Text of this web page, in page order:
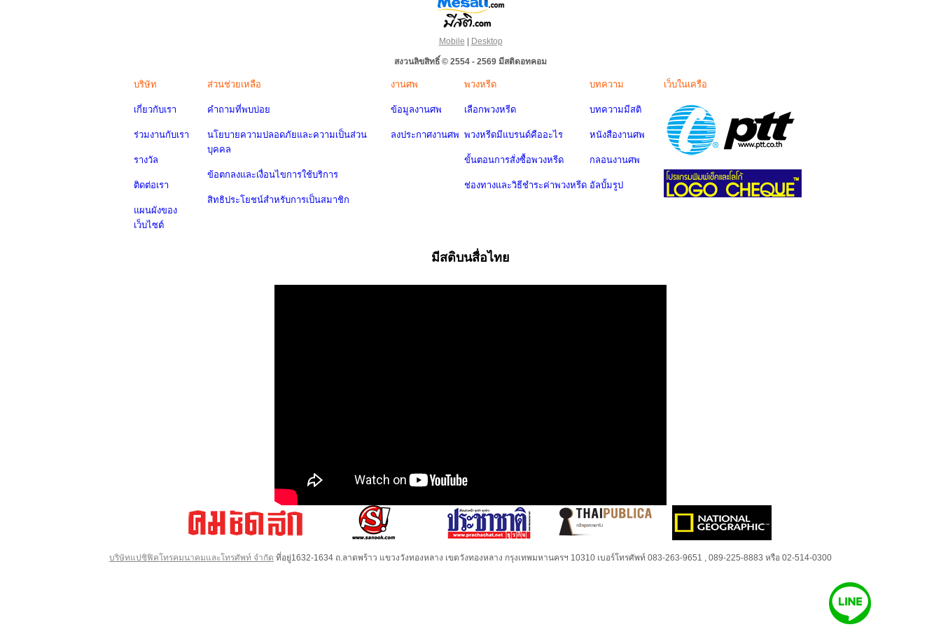
Mobile | Desktop
สงวนลิขสิทธิ์ © 2554 - 2569 มีสติดอทคอม
บริษัท
เกี่ยวกับเรา
ร่วมงานกับเรา
รางวัล
ติดต่อเรา
แผนผังของ
เว็บไซต์
ส่วนช่วยเหลือ
คำถามที่พบบ่อย
นโยบายความปลอดภัยและความเป็นส่วน
บุคคล
ข้อตกลงและเงื่อนไขการใช้บริการ
สิทธิประโยชน์สำหรับการเป็นสมาชิก
งานศพ
ข้อมูลงานศพ
ลงประกาศงานศพ
พวงหรีด
เลือกพวงหรีด
พวงหรีดมีแบรนด์คืออะไร
ขั้นตอนการสั่งซื้อพวงหรีด
ช่องทางและวิธีชำระค่าพวงหรีด
บทความ
บทความมีสติ
หนังสืองานศพ
กลอนงานศพ
อัลบั้มรูป
เว็บในเครือ
มีสติบนสื่อไทย
บริษัทแปซิฟิคโทรคมนาคมและโทรศัพท์ จำกัด ที่อยู่1632-1634 ถ.ลาดพร้าว แขวงวังทองหลาง เขตวังทองหลาง กรุงเทพมหานครฯ 10310 เบอร์โทรศัพท์ 083-263-9651 , 089-225-8883 หรือ 02-514-0300